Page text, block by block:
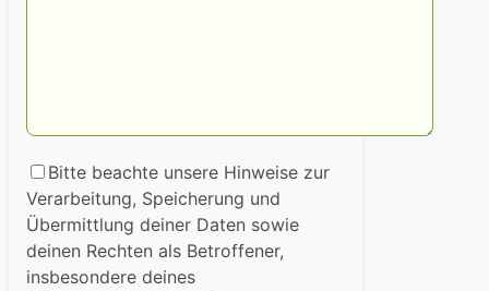
Bitte beachte unsere Hinweise zur
Verarbeitung, Speicherung und
Übermittlung deiner Daten sowie
deinen Rechten als Betroffener,
insbesondere deines